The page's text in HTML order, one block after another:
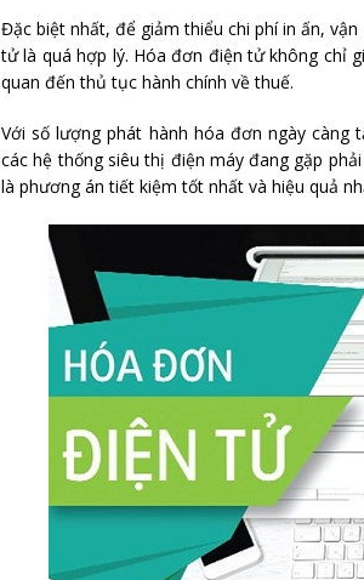
Đặc biệt nhất, để giảm thiểu chi phí in ấn,
tử là quá hợp lý. Hóa đơn điện tử không chỉ
quan đến thủ tục hành chính về thuế.
Với số lượng phát hành hóa đơn ngày càng
các hệ thống siêu thị điện máy đang gặp
là phương án tiết kiệm tốt nhất và hiệu quả